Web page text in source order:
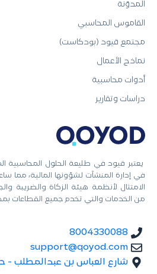
يعتبر قيود في طليعة الحلول المحاسبية
في إدارة المنشآت لشؤونها المالية، مما
الامتثال لأنظمة هيئة الزكاة والضريبة
من الخدمات والتي تخدم جميع القطاعات
8004330088
support@qoyod.com
شارع العباس بن عبدالمطلب -
المدوّنة
القاموس المحاسبي
مجتمع قيود (بودكاست)
نماذج الأعمال
أدوات محاسبية
دراسات وتقارير